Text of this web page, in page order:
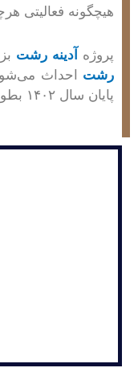
هیچگونه فعالیتی
پروژه آدینه رشت
رشت
پایان سال ۱۴۰۲ بطور کامل به بهره‌برداری برسد.